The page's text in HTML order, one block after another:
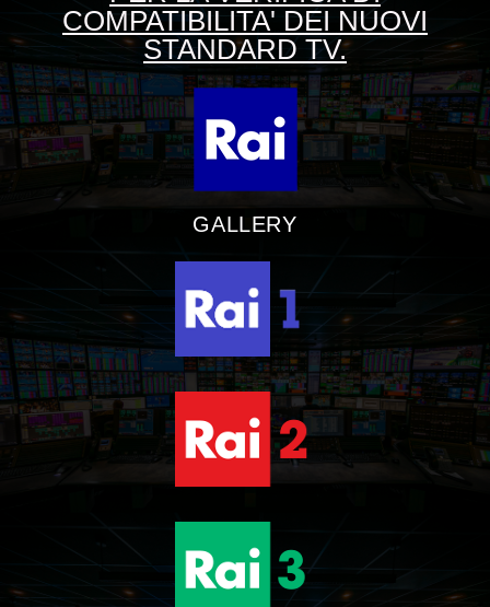
COMPATIBILITA' DEI NUOVI
STANDARD TV.
GALLERY